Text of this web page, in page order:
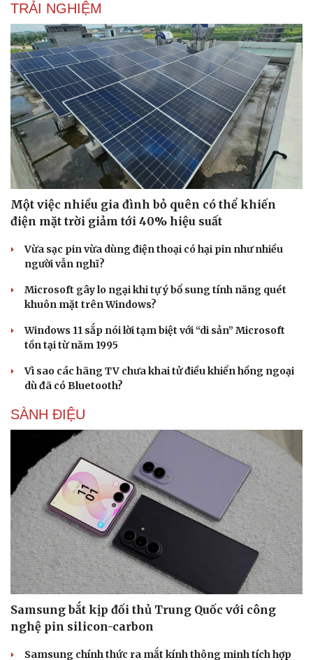
TRẢI NGHIỆM
Một việc nhiều gia đình bỏ quên có thể khiến
điện mặt trời giảm tới 40% hiệu suất
Vừa sạc pin vừa dùng điện thoại có hại pin như nhiều
người vẫn nghĩ?
Microsoft gây lo ngại khi tự ý bổ sung tính năng quét
khuôn mặt trên Windows?
Windows 11 sắp nói lời tạm biệt với “di sản” Microsoft
tồn tại từ năm 1995
Vì sao các hãng TV chưa khai tử điều khiển hồng ngoại
dù đã có Bluetooth?
SÀNH ĐIỆU
Samsung bắt kịp đối thủ Trung Quốc với công
nghệ pin silicon-carbon
Samsung chính thức ra mắt kính thông minh tích hợp